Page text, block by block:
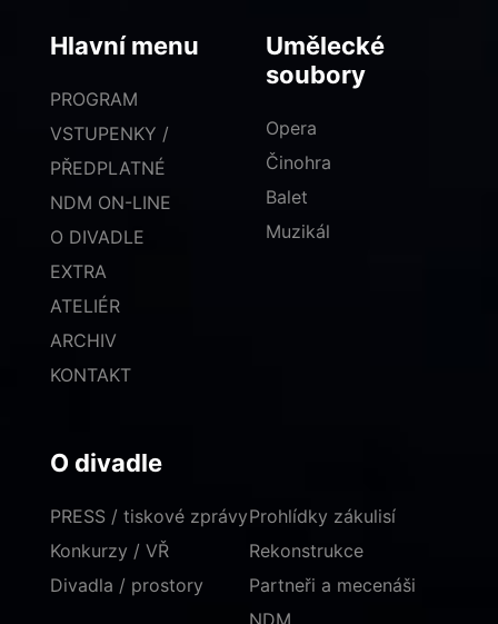
Hlavní menu
PROGRAM
VSTUPENKY /
PŘEDPLATNÉ
NDM ON-LINE
O DIVADLE
EXTRA
ATELIÉR
ARCHIV
KONTAKT
Umělecké
soubory
Opera
Činohra
Balet
Muzikál
O divadle
PRESS / tiskové zprávy
Konkurzy / VŘ
Divadla / prostory
Prohlídky zákulisí
Rekonstrukce
Partneři a mecenáši